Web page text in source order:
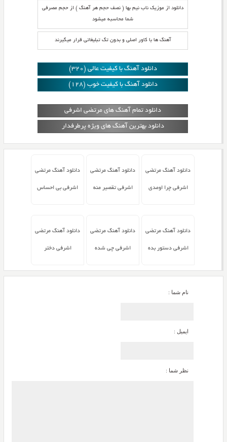
دانلود از موزیک ناب نیم بها ( نصف حجم هر آهنگ ) از حجم مصرفی
شما محاسبه میشود
آهنگ ها با کاور اصلی و بدون تگ تبلیغاتی قرار میگیرند
دانلود آهنگ با کیفیت عالی (320)
دانلود آهنگ با کیفیت خوب (128)
دانلود تمام آهنگ های مرتضی اشرفی
دانلود بهترین آهنگ های ویژه پرطرفدار
دانلود آهنگ مرتضی
اشرفی چرا اومدی
دانلود آهنگ مرتضی
اشرفی تقصیر منه
دانلود آهنگ مرتضی
اشرفی بی احساس
دانلود آهنگ مرتضی
اشرفی دستور بده
دانلود آهنگ مرتضی
اشرفی چی شده
دانلود آهنگ مرتضی
اشرفی دختر
نام شما :
ایمیل :
نظر شما :